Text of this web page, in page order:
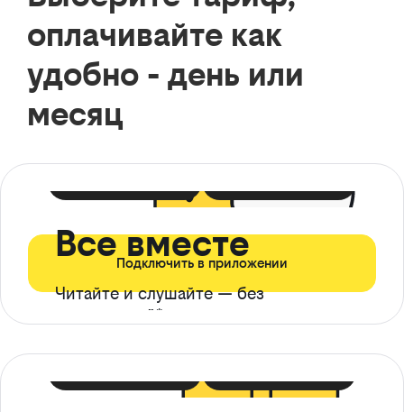
оплачивайте как
удобно - день или
месяц
Все вместе
Читайте и слушайте — без
ограничений*
Подключить в приложении